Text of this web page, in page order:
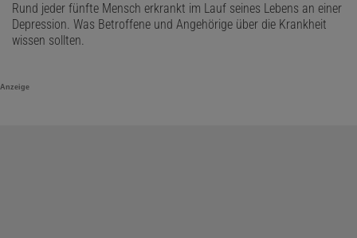
Rund jeder fünfte Mensch erkrankt im Lauf seines Lebens an einer
Depression. Was Betroffene und Angehörige über die Krankheit
wissen sollten.
Anzeige